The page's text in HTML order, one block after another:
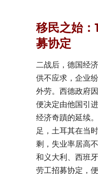
移民之始：
募协定
二战后，德国经
供不应求，企业
外劳。西德政府
便决定由他国引
经济奇蹟的延续
足，土耳其在当
剩，失业率居高
和义大利、西班
劳工招募协定，